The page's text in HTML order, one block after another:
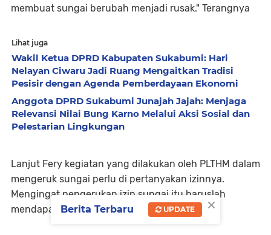
membuat sungai berubah menjadi rusak." Terangnya
Lihat juga
Wakil Ketua DPRD Kabupaten Sukabumi: Hari
Nelayan Ciwaru Jadi Ruang Mengaitkan Tradisi
Pesisir dengan Agenda Pemberdayaan Ekonomi
Anggota DPRD Sukabumi Junajah Jajah: Menjaga
Relevansi Nilai Bung Karno Melalui Aksi Sosial dan
Pelestarian Lingkungan
Lanjut Fery kegiatan yang dilakukan oleh PLTHM dalam
mengeruk sungai perlu di pertanyakan izinnya.
Mengingat pengerukan izin sungai itu haruslah
mendapatkan izin.
×
Berita Terbaru UPDATE